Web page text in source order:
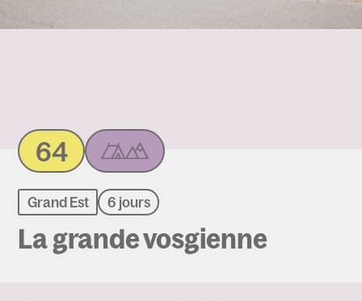
64
Grand Est 6 jours
La grande vosgienne